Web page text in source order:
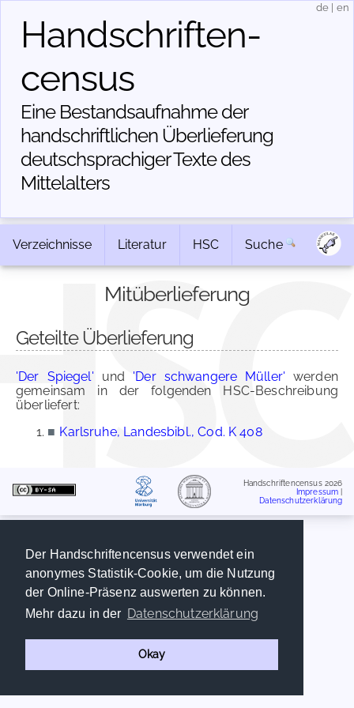
Der Handschriftencensus verwendet ein
anonymes Statistik-Cookie, um die Nutzung
der Online-Präsenz auswerten zu können.
Mehr dazu in der Datenschutzerklärung
Okay
Handschriften­
census
Eine Bestandsaufnahme der
handschriftlichen Über­lieferung
deutschsprachiger Texte des
Mittelalters
de en
Verzeichnisse Literatur HSC Suche
Mitüberlieferung
Geteilte Überlieferung
'Der Spiegel' und 'Der schwangere Müller' werden
gemeinsam in der folgenden HSC-Beschreibung
überliefert:
■ Karlsruhe, Landesbibl., Cod. K 408
Handschriftencensus 2026
Impressum
Datenschutzerklärung